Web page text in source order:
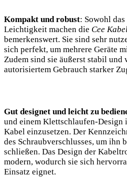
Kompakt und robust: Sowohl
Leichtigkeit machen die Cee
bemerkenswert. Sie sind sehr
sich perfekt, um mehrere Geräte
Zudem sind sie äußerst stabil und
autorisiertem Gebrauch starker
Gut designet und leicht zu
und einem Klettschlaufen-Design
Kabel einzusetzen. Der
des Schraubverschlusses, um ihn
schließen. Das Design der
modern, wodurch sie sich
Einsatz eignet.